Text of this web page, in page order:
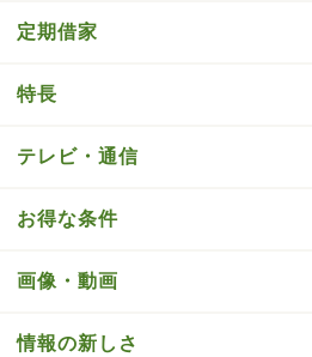
定期借家
特長
テレビ・通信
お得な条件
画像・動画
情報の新しさ